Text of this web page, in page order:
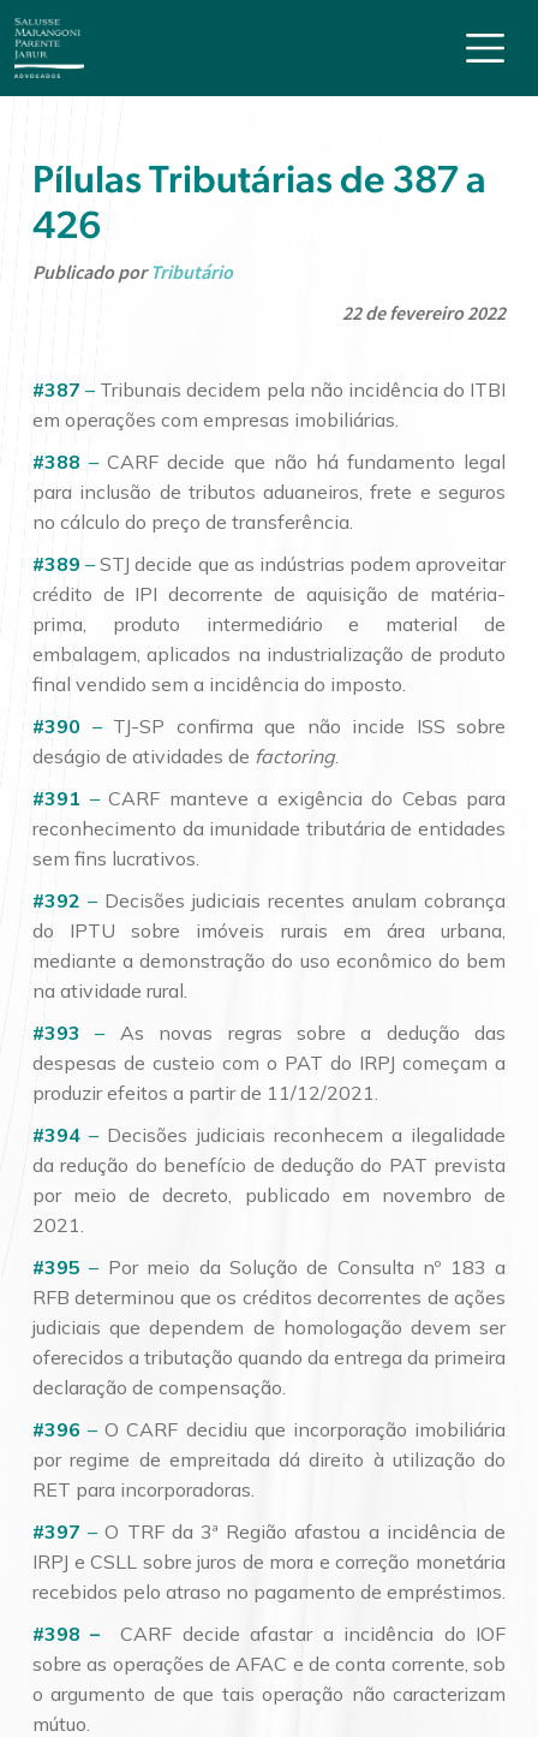
Pílulas Tributárias de 387 a
426
Publicado porTributário
22 de fevereiro 2022
#387 – Tribunais decidem pela não incidência do ITBI
em operações com empresas imobiliárias.
#388 – CARF decide que não há fundamento legal
para inclusão de tributos aduaneiros, frete e seguros
no cálculo do preço de transferência.
#389 –STJ decide que as indústrias podem aproveitar
crédito de IPI decorrente de aquisição de matéria-
prima, produto intermediário e material de
embalagem, aplicados na industrialização de produto
final vendido sem a incidência do imposto.
#390 –TJ-SP confirma que não incide ISS sobre
deságio de atividades de factoring.
#391 –CARF manteve a exigência do Cebas para
reconhecimento da imunidade tributária de entidades
sem fins lucrativos.
#392 – Decisões judiciais recentes anulam cobrança
do IPTU sobre imóveis rurais em área urbana,
mediante a demonstração do uso econômico do bem
na atividade rural.
#393 – As novas regras sobre a dedução das
despesas de custeio com o PAT do IRPJ começam a
produzir efeitos a partir de 11/12/2021.
#394 – Decisões judiciais reconhecem a ilegalidade
da redução do benefício de dedução do PAT prevista
por meio de decreto, publicado em novembro de
2021.
#395 – Por meio da Solução de Consulta nº 183 a
RFB determinou que os créditos decorrentes de ações
judiciais que dependem de homologação devem ser
oferecidos a tributação quando da entrega da primeira
declaração de compensação.
#396 – O CARF decidiu que incorporação imobiliária
por regime de empreitada dá direito à utilização do
RET para incorporadoras.
#397 – O TRF da 3ª Região afastou a incidência de
IRPJ e CSLL sobre juros de mora e correção monetária
recebidos pelo atraso no pagamento de empréstimos.
#398 –
CARF decide afastar a incidência do IOF
sobre as operações de AFAC e de conta corrente, sob
o argumento de que tais operação não caracterizam
mútuo.